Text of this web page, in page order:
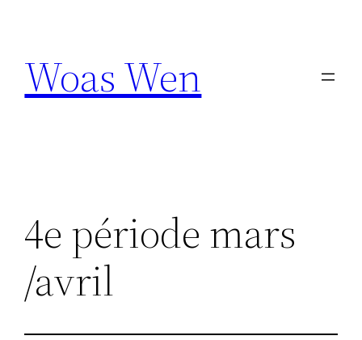
contenu
Woas Wen
4e période mars
/avril